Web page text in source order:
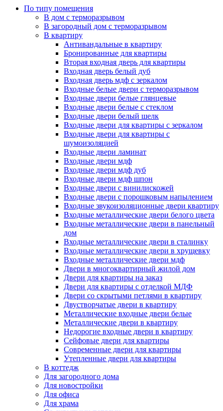
По типу помещения
В дом с терморазрывом
В загородный дом с терморазрывом
В квартиру
Антивандальные в квартиру
Бронированные для квартиры
Вторая входная дверь для квартиры
Входная дверь белый дуб
Входная дверь мдф с зеркалом
Входные белые двери с терморазрывом
Входные двери белые глянцевые
Входные двери белые с стеклом
Входные двери белый шелк
Входные двери для квартиры с зеркалом
Входные двери для квартиры с
шумоизоляцией
Входные двери ламинат
Входные двери мдф
Входные двери мдф дуб
Входные двери мдф шпон
Входные двери с винилискожей
Входные двери с порошковым напылением
Входные звукоизоляционные двери квартиру
Входные металлические двери белого цвета
Входные металлические двери в панельный
дом
Входные металлические двери в сталинку
Входные металлические двери в хрущевку
Входные металлические двери мдф
Двери в многоквартирный жилой дом
Двери для квартиры на заказ
Двери для квартиры с отделкой МДФ
Двери со скрытыми петлями в квартиру
Двустворчатые двери в квартиру
Металлические входные двери белые
Металлические двери в квартиру
Недорогие входные двери в квартиру
Сейфовые двери для квартиры
Современные двери для квартиры
Утепленные двери для квартиры
В коттедж
Для загородного дома
Для новостройки
Для офиса
Для храма